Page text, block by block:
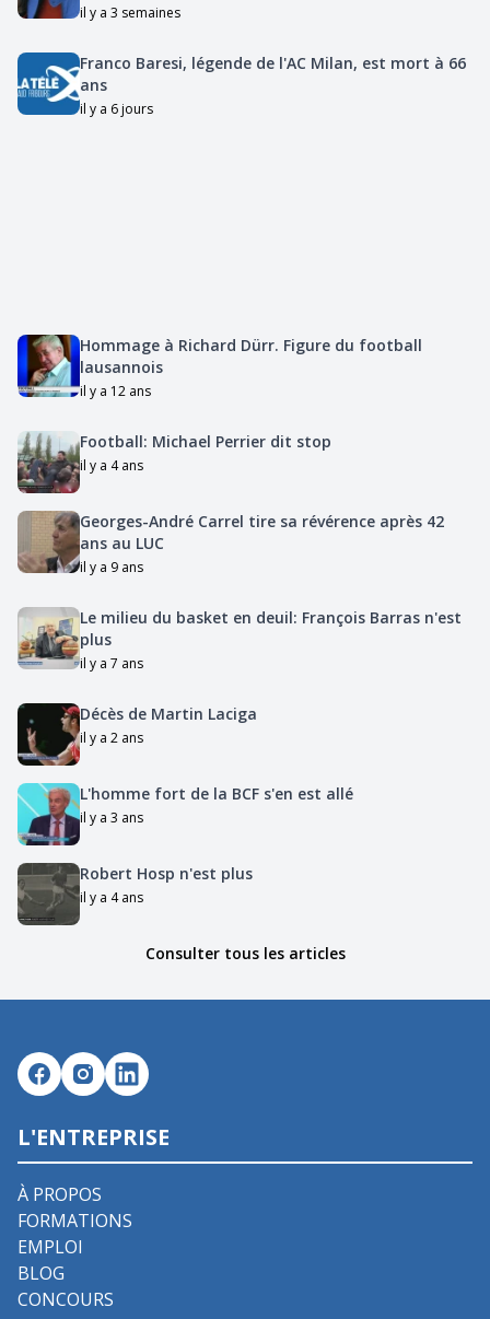
il y a 3 semaines
Franco Baresi, légende de l'AC Milan, est mort à 66
ans
il y a 6 jours
Hommage à Richard Dürr. Figure du football
lausannois
il y a 12 ans
Football: Michael Perrier dit stop
il y a 4 ans
Georges-André Carrel tire sa révérence après 42
ans au LUC
il y a 9 ans
Le milieu du basket en deuil: François Barras n'est
plus
il y a 7 ans
Décès de Martin Laciga
il y a 2 ans
L'homme fort de la BCF s'en est allé
il y a 3 ans
Robert Hosp n'est plus
il y a 4 ans
Consulter tous les articles
L'ENTREPRISE
À PROPOS
FORMATIONS
EMPLOI
BLOG
CONCOURS